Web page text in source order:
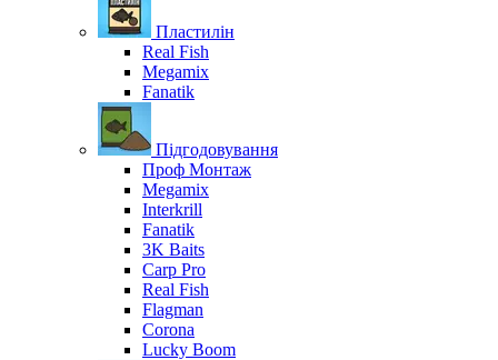
Пластилін
Real Fish
Megamix
Fanatik
Підгодовування
Проф Монтаж
Megamix
Interkrill
Fanatik
3K Baits
Carp Pro
Real Fish
Flagman
Corona
Lucky Boom